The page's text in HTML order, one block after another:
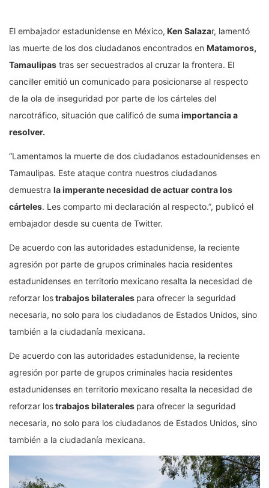
El embajador estadunidense en México, Ken Salazar, lamentó
las muerte de los dos ciudadanos encontrados en Matamoros,
Tamaulipas tras ser secuestrados al cruzar la frontera. El
canciller emitió un comunicado para posicionarse al respecto
de la ola de inseguridad por parte de los cárteles del
narcotráfico, situación que calificó de suma importancia a
resolver.
“Lamentamos la muerte de dos ciudadanos estadounidenses en
Tamaulipas. Este ataque contra nuestros ciudadanos
demuestra la imperante necesidad de actuar contra los
cárteles. Les comparto mi declaración al respecto.”, publicó el
embajador desde su cuenta de Twitter.
De acuerdo con las autoridades estadunidense, la reciente
agresión por parte de grupos criminales hacia residentes
estadunidenses en territorio mexicano resalta la necesidad de
reforzar lostrabajos bilaterales para ofrecer la seguridad
necesaria, no solo para los ciudadanos de Estados Unidos, sino
también a la ciudadanía mexicana.
De acuerdo con las autoridades estadunidense, la reciente
agresión por parte de grupos criminales hacia residentes
estadunidenses en territorio mexicano resalta la necesidad de
reforzar lostrabajos bilaterales para ofrecer la seguridad
necesaria, no solo para los ciudadanos de Estados Unidos, sino
también a la ciudadanía mexicana.